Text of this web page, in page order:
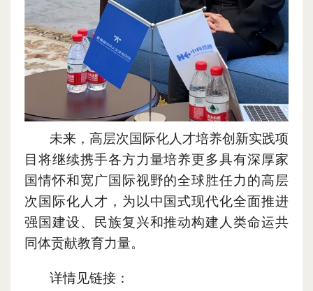
未来， 高层次国际化人才培养创新实践项
目将继续携手各方力量培养更多具有深厚家
国情怀和宽广国际视野的全球胜任力的高层
次国际化人才 ， 为以中国式现代化全面推进
强国建设、民族复兴和推动构建人类命运共
同体贡献教育力量。
详情见链接：